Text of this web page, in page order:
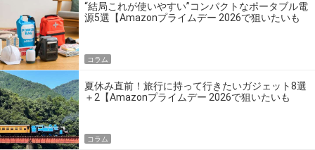
“結局これが使いやすい”コンパクトなポータブル電
源5選【Amazonプライムデー 2026で狙いたいも
コラム
夏休み直前！旅行に持って行きたいガジェット8選
＋2【Amazonプライムデー 2026で狙いたいも
コラム